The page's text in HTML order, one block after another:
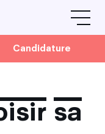
Candidature
sa